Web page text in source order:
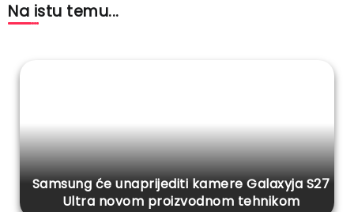
Na istu temu...
Samsung će unaprijediti kamere Galaxyja S27
Ultra novom proizvodnom tehnikom